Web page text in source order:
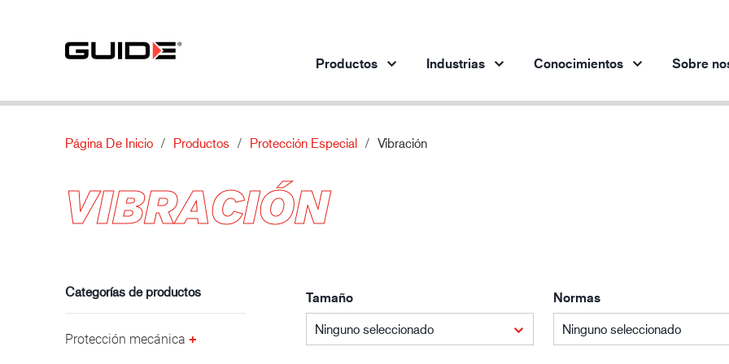
Productos
Protección mecánica
Protección química
Logística
Industrias Conocimientos
Normas
Características
Sobre
Sobre nosotros
Contacto
Página De Inicio Productos Protección Especial Vibración
VIBRACIÓN
Categorías de productos
Protección mecánica
Tamaño
Ninguno seleccionado
Normas
Ninguno seleccionado